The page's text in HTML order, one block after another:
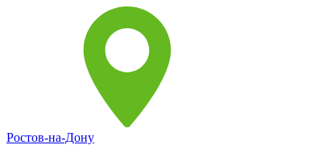
Ростов-на-Дону